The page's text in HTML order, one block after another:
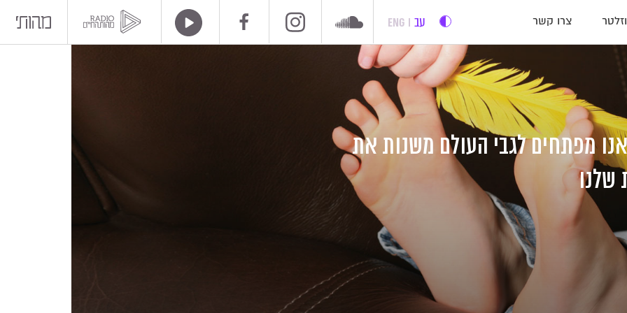
צרו קשר עב ENG
מפתחים לגבי העולם משנות את
שלנו